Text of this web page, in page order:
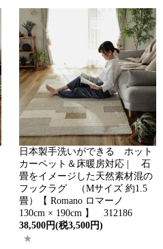
日本製手洗いができる ホット
カーペット＆床暖房対応 | 石
畳をイメージした天然素材混の
フックラグ （Mサイズ 約1.5
畳）【 Romano ロマーノ
130cm × 190cm 】 312186
38,500円(税3,500円)